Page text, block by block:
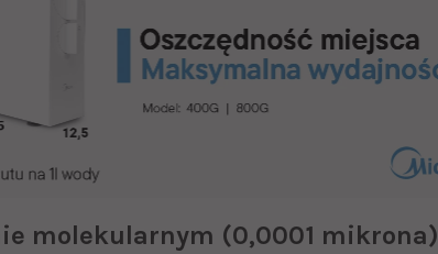
molekularnym (0,0001 mikrona)